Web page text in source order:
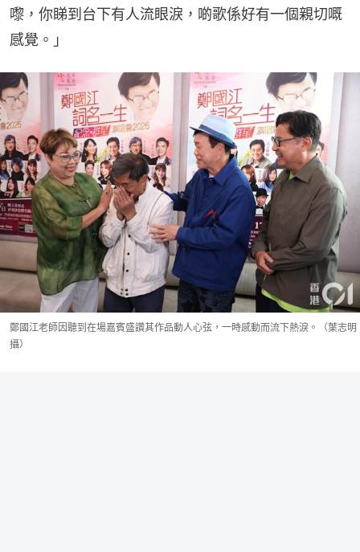
嚟，你睇到台下有人流眼淚，啲歌係好有一個親切嘅
感覺。」
鄭國江老師因聽到在場嘉賓盛讚其作品動人心弦，一時感動而流下熱淚。（葉志明
攝）